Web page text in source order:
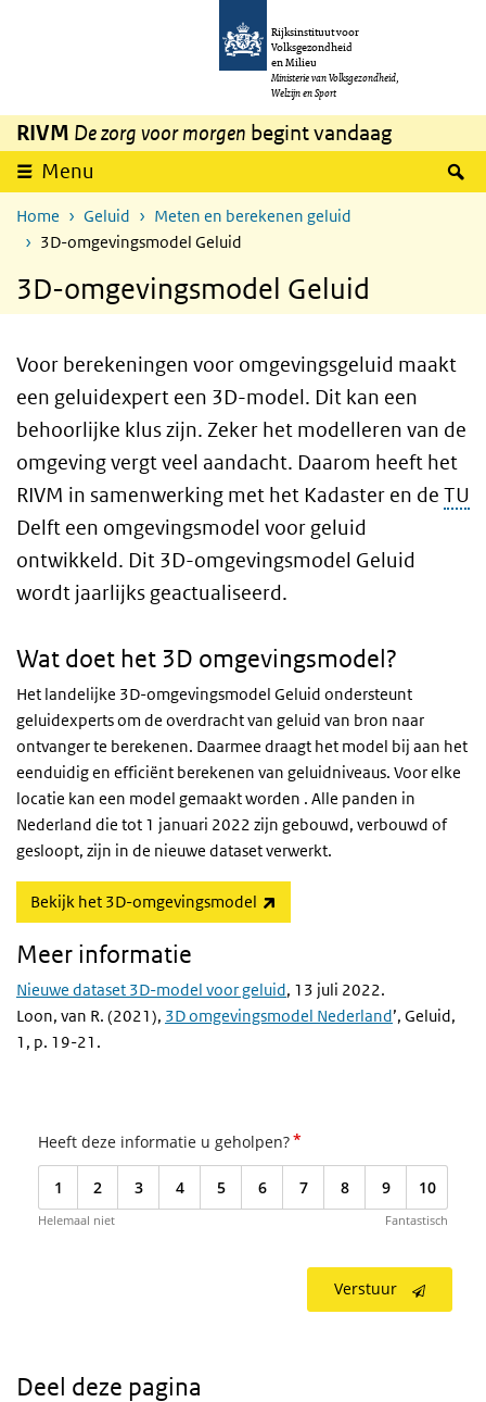
Overslaan en naar de inhoud gaan
Rijksinstituut voor
Volksgezondheid
en Milieu
Ministerie van Volksgezondheid,
Welzijn en Sport
RIVM De zorg voor morgen begint vandaag
Menu
Home Geluid
Meten en berekenen geluid
3D-omgevingsmodel Geluid
3D-omgevingsmodel Geluid
Voor berekeningen voor omgevingsgeluid maakt
een geluidexpert een 3D-model. Dit kan een
behoorlijke klus zijn. Zeker het modelleren van de
omgeving vergt veel aandacht. Daarom heeft het
RIVM in samenwerking met het Kadaster en de TU
Delft een omgevingsmodel voor geluid
ontwikkeld. Dit 3D-omgevingsmodel Geluid
wordt jaarlijks geactualiseerd.
Wat doet het 3D omgevingsmodel?
Het landelijke 3D-omgevingsmodel Geluid ondersteunt
geluidexperts om de overdracht van geluid van bron naar
ontvanger te berekenen. Daarmee draagt het model bij aan het
eenduidig en efficiënt berekenen van geluidniveaus. Voor elke
locatie kan een model gemaakt worden . Alle panden in
Nederland die tot 1 januari 2022 zijn gebouwd, verbouwd of
gesloopt, zijn in de nieuwe dataset verwerkt.
Bekijk het 3D-omgevingsmodel
Meer informatie
Nieuwe dataset 3D-model voor geluid, 13 juli 2022.
Loon, van R. (2021), 3D omgevingsmodel Nederland’, Geluid,
1, p. 19-21.
Heeft deze informatie u geholpen?*
1 2 3 4 5 6 7 8 9 10
Helemaal niet Fantastisch
Verstuur
Deel deze pagina